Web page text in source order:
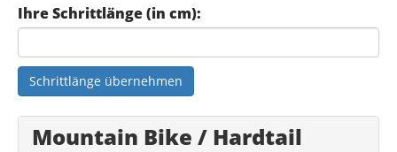
Ihre Schrittlänge (in cm):
Schrittlänge übernehmen
Mountain Bike / Hardtail